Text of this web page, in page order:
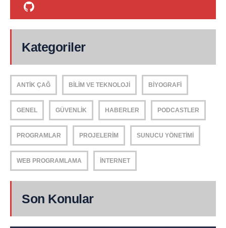
Kategoriler
ANTIK ÇAĞ BILIM VE TEKNOLOJI BIYOGRAFI
GENEL GÜVENLIK HABERLER PODCASTLER
PROGRAMLAR PROJELERIM SUNUCU YÖNETIMI
WEB PROGRAMLAMA İNTERNET
Son Konular